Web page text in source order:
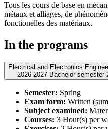
Tous les cours de base en
métaux et alliages, de
fonctionelles des matériaux.
In the programs
Electrical and Electronics
2026-2027 Bachelor semester
Semester: Spring
Exam form: Written
Subject examined:
Courses: 3 Hour(s) per